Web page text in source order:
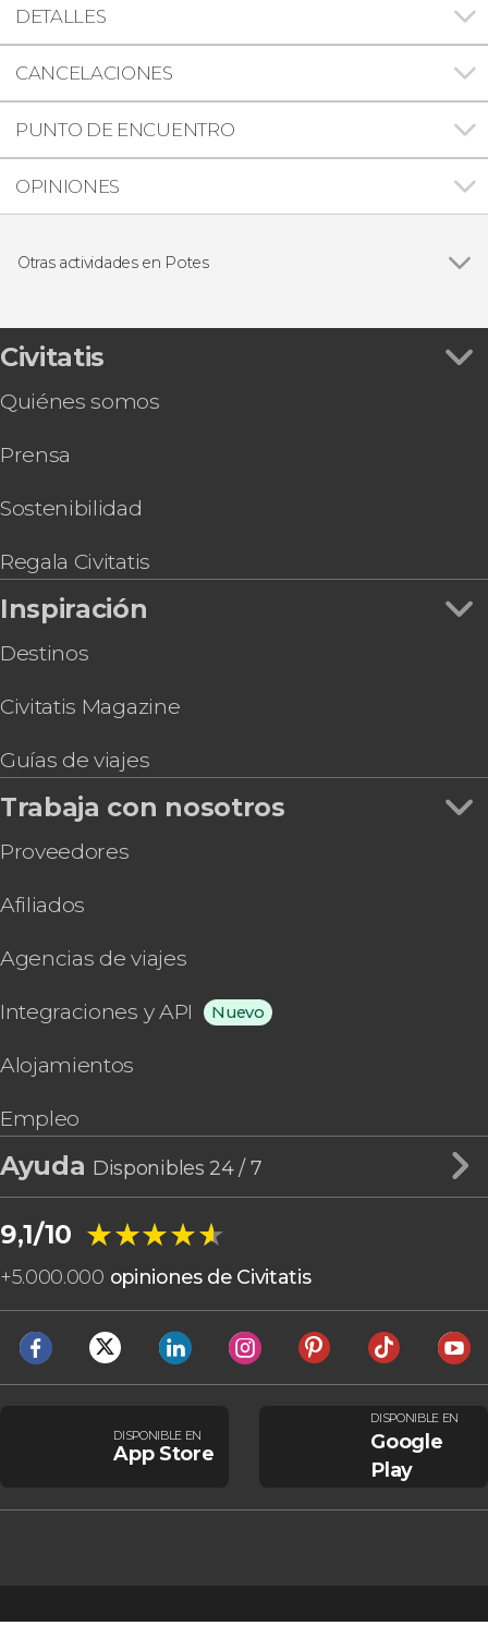
DETALLES
CANCELACIONES
PUNTO DE ENCUENTRO
OPINIONES
Otras actividades en Potes
Civitatis
Quiénes somos
Prensa
Sostenibilidad
Regala Civitatis
Inspiración
Destinos
Civitatis Magazine
Guías de viajes
Trabaja con nosotros
Proveedores
Afiliados
Agencias de viajes
Integraciones y API Nuevo
Alojamientos
Empleo
Ayuda Disponibles 24 / 7
9,1/10 ★★★★★
★★★★★
+5.000.000 opiniones de Civitatis
DISPONIBLE EN
App Store
DISPONIBLE EN
Google
Play